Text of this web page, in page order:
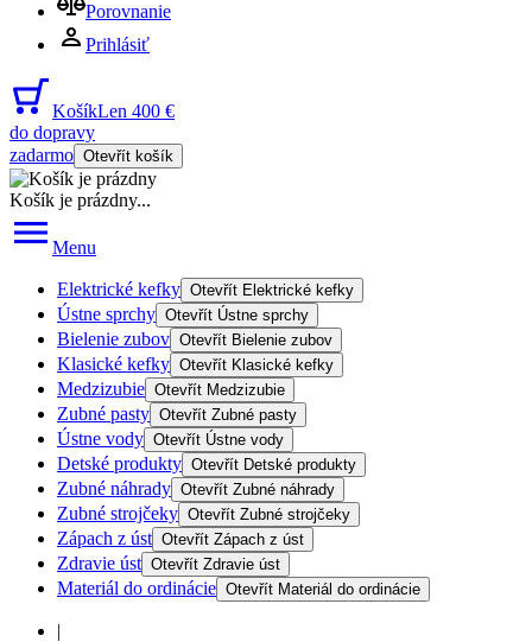
Porovnanie
Prihlásiť
KošíkLen 400 €
do dopravy
zadarmo Otevřít košík
Košík je prázdny...
Menu
Elektrické kefky Otevřít Elektrické kefky
Ústne sprchy Otevřít Ústne sprchy
Bielenie zubov Otevřít Bielenie zubov
Klasické kefky Otevřít Klasické kefky
Medzizubie Otevřít Medzizubie
Zubné pasty Otevřít Zubné pasty
Ústne vody Otevřít Ústne vody
Detské produkty Otevřít Detské produkty
Zubné náhrady Otevřít Zubné náhrady
Zubné strojčeky Otevřít Zubné strojčeky
Zápach z úst Otevřít Zápach z úst
Zdravie úst Otevřít Zdravie úst
Materiál do ordinácie Otevřít Materiál do ordinácie
|